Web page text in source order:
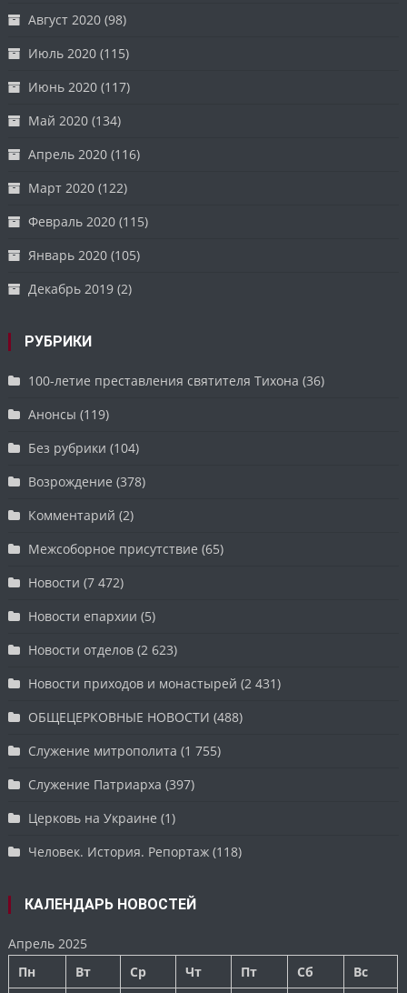
Август 2020 (98)
Июль 2020 (115)
Июнь 2020 (117)
Май 2020 (134)
Апрель 2020 (116)
Март 2020 (122)
Февраль 2020 (115)
Январь 2020 (105)
Декабрь 2019 (2)
РУБРИКИ
100-летие преставления святителя Тихона (36)
Анонсы (119)
Без рубрики (104)
Возрождение (378)
Комментарий (2)
Межсоборное присутствие (65)
Новости (7 472)
Новости епархии (5)
Новости отделов (2 623)
Новости приходов и монастырей (2 431)
ОБЩЕЦЕРКОВНЫЕ НОВОСТИ (488)
Служение митрополита (1 755)
Служение Патриарха (397)
Церковь на Украине (1)
Человек. История. Репортаж (118)
КАЛЕНДАРЬ НОВОСТЕЙ
Апрель 2025
Пн
Вт Ср Чт Пт Сб Вс